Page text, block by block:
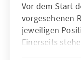
Vor dem Start
vorgesehenen
jeweiligen
Einerseits